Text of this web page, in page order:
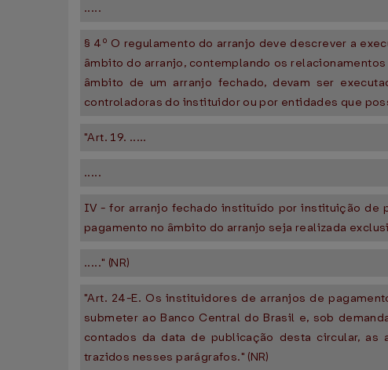
.....
§ 4º O regulamento do arranjo deve descrever a
âmbito do arranjo, contemplando os
âmbito de um arranjo fechado, devam ser
controladoras do instituidor ou por entidades que
"Art. 19. .....
.....
IV - for arranjo fechado instituído por instituição de
pagamento no âmbito do arranjo seja realizada
....." (NR)
"Art. 24-E. Os instituidores de arranjos de
submeter ao Banco Central do Brasil e, sob
contados da data de publicação desta circular,
trazidos nesses parágrafos." (NR)